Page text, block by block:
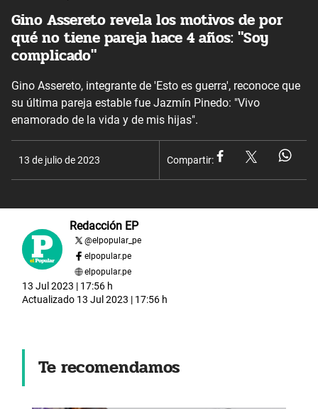
Gino Assereto revela los motivos de por
qué no tiene pareja hace 4 años: "Soy
complicado"
Gino Assereto, integrante de 'Esto es guerra', reconoce que
su última pareja estable fue Jazmín Pinedo: "Vivo
enamorado de la vida y de mis hijas".
13 de julio de 2023 Compartir:
Redacción EP
@elpopular_pe
elpopular.pe
elpopular.pe
13 Jul 2023 | 17:56 h
Actualizado 13 Jul 2023 | 17:56 h
Te recomendamos